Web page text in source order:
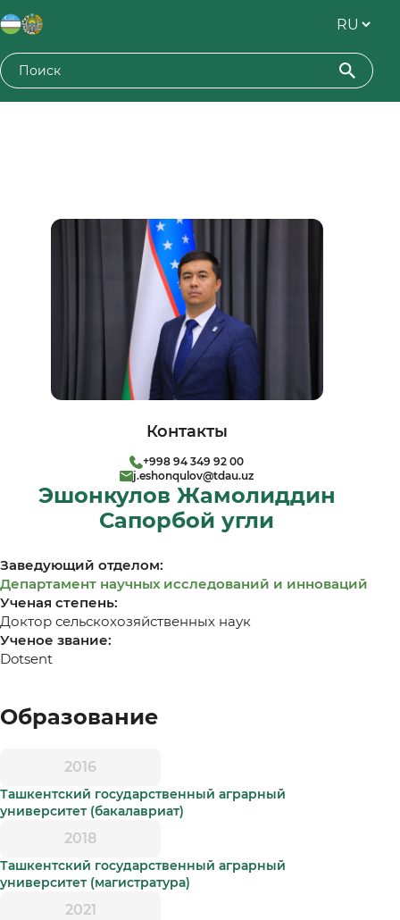
Эшонкулов Жамолиддин
Сапорбой угли
Заведующий отделом:
Департамент научных исследований и инноваций
Ученая степень:
Доктор сельскохозяйственных наук
Ученое звание:
Dotsent
Образование
2016
Ташкентский государственный аграрный
университет (бакалавриат)
2018
Ташкентский государственный аграрный
университет (магистратура)
2021
Контакты
+998 94 349 92 00
j.eshonqulov@tdau.uz